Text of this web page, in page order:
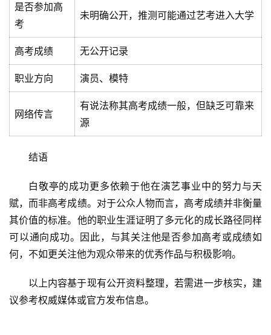
首
是否参加高
考
未明确公开，推测可能通过艺考进入大学
高考成绩 无公开记录
职业方向 演员、模特
网络传言
有说法称其高考成绩一般，但缺乏可靠来
源
结语
白敬亭的成功更多依赖于他在演艺事业中的努力与天
赋，而非高考成绩。对于公众人物而言，高考成绩并非衡量
其价值的标准。他的职业生涯证明了多元化的成长路径同样
可以通向成功。因此，与其关注他是否参加高考或成绩如
何，不如更关注他为观众带来的优秀作品与积极影响。
以上内容基于现有公开资料整理，若需进一步核实，建
议参考权威媒体或官方发布信息。